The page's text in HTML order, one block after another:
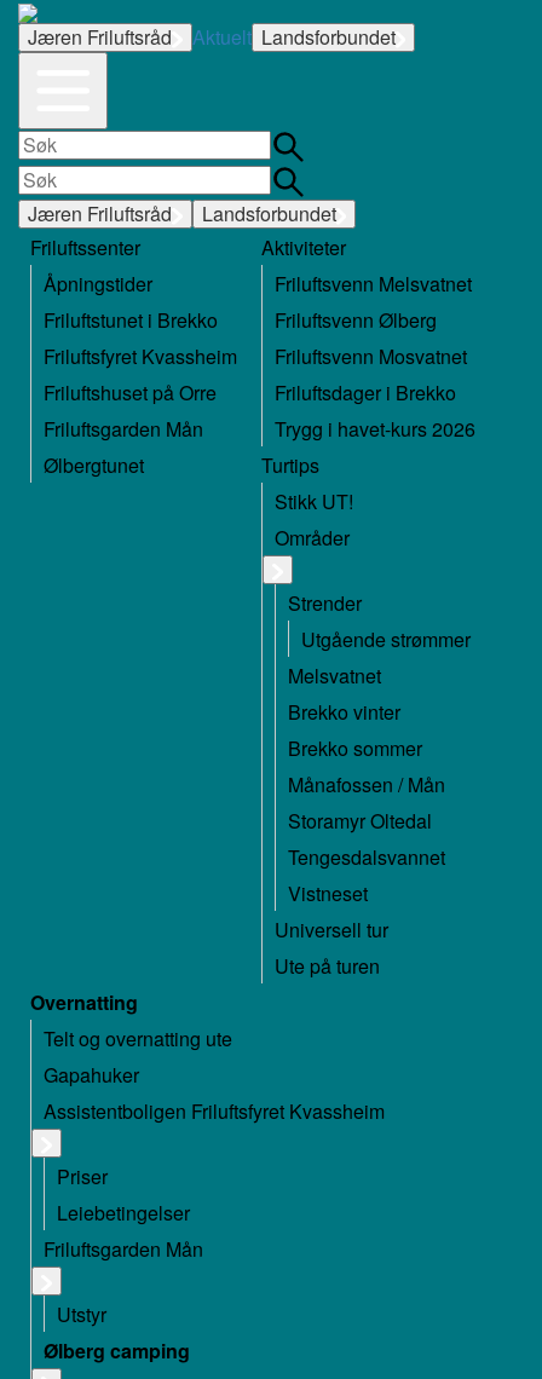
Jæren Friluftsråd Aktuelt Landsforbundet
Jæren Friluftsråd
Landsforbundet
Friluftssenter
Åpningstider
Friluftstunet i Brekko
Friluftsfyret Kvassheim
Friluftshuset på Orre
Friluftsgarden Mån
Ølbergtunet
Aktiviteter
Friluftsvenn Melsvatnet
Friluftsvenn Ølberg
Friluftsvenn Mosvatnet
Friluftsdager i Brekko
Trygg i havet-kurs 2026
Turtips
Stikk UT!
Områder
Strender
Utgående strømmer
Melsvatnet
Brekko vinter
Brekko sommer
Månafossen / Mån
Storamyr Oltedal
Tengesdalsvannet
Vistneset
Universell tur
Ute på turen
Overnatting
Telt og overnatting ute
Gapahuker
Assistentboligen Friluftsfyret Kvassheim
Priser
Leiebetingelser
Friluftsgarden Mån
Utstyr
Ølberg camping